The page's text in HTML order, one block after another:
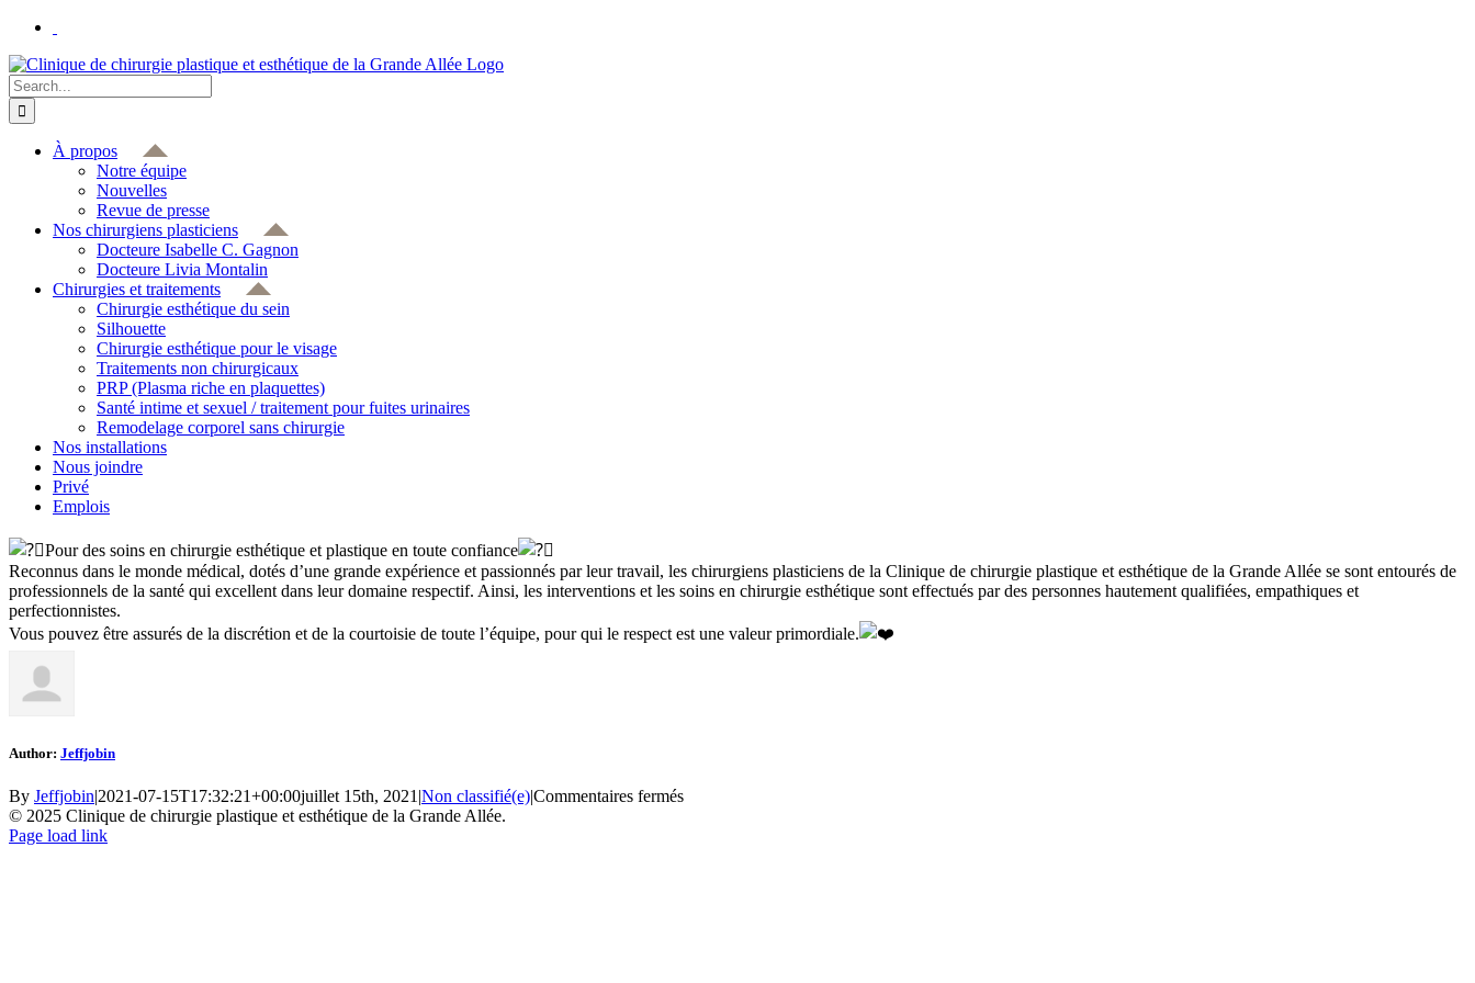
Skip
content
Search
for:
À propos
Notre équipe
Nouvelles
Revue de presse
Nos chirurgiens plasticiens
Docteure Isabelle C. Gagnon
Docteure Livia Montalin
Chirurgies et traitements
Chirurgie esthétique du sein
Silhouette
Chirurgie esthétique pour le visage
Traitements non chirurgicaux
PRP (Plasma riche en plaquettes)
Santé intime et sexuel / traitement pour fuites urinaires
Remodelage corporel sans chirurgie
Nos installations
Nous joindre
Privé
Emplois
Pour des soins en chirurgie esthétique et plastique en toute confiance
Reconnus dans le monde médical, dotés d’une grande expérience et passionnés par leur travail, les chirurgiens plasticiens de la Clinique de chirurgie plastique et esthétique de la Grande Allée se sont entourés de
professionnels de la santé qui excellent dans leur domaine respectif. Ainsi, les interventions et les soins en chirurgie esthétique sont effectués par des personnes hautement qualifiées, empathiques et
perfectionnistes.
Vous pouvez être assurés de la discrétion et de la courtoisie de toute l’équipe, pour qui le respect est une valeur primordiale.
Author: Jeffjobin
By Jeffjobin|2021-07-15T17:32:21+00:00juillet 15th, 2021 |Non classifié(e)|Commentaires ferméssur
© 2025 Clinique de chirurgie plastique et esthétique de la Grande Allée.
Facebook
LinkedIn
Instagram
Page load link